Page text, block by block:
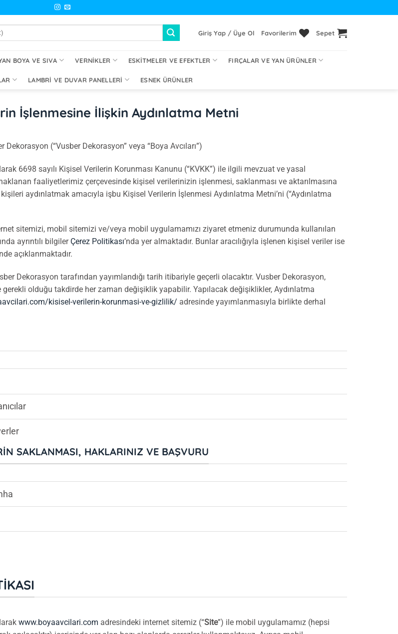
Giriş Yap / Üye Ol Favorilerim Sepet
BOYA VE SIVA VERNIKLER ESKITMELER VE EFEKTLER FIRÇALAR VE YAN ÜRÜNLER
LAMBRI VE DUVAR PANELLERI ESNEK ÜRÜNLER
İşlenmesine İlişkin Aydınlatma Metni
Dekorasyon (“Vusber Dekorasyon” veya “Boya Avcıları”)
6698 sayılı Kişisel Verilerin Korunması Kanunu (“KVKK”) ile ilgili mevzuat ve yasal
faaliyetlerimiz çerçevesinde kişisel verilerinizin işlenmesi, saklanması ve aktarılmasına
aydınlatmak amacıyla işbu Kişisel Verilerin İşlenmesi Aydınlatma Metni’ni (“Aydınlatma
sitemizi, mobil sitemizi ve/veya mobil uygulamamızı ziyaret etmeniz durumunda kullanılan
ayrıntılı bilgiler Çerez Politikası’nda yer almaktadır. Bunlar aracılığıyla işlenen kişisel veriler ise
açıklanmaktadır.
Dekorasyon tarafından yayımlandığı tarih itibariyle geçerli olacaktır. Vusber Dekorasyon,
gerekli olduğu takdirde her zaman değişiklik yapabilir. Yapılacak değişiklikler, Aydınlatma
kisisel-verilerin-korunmasi-ve-gizlilik/ adresinde yayımlanmasıyla birlikte derhal
SAKLANMASI, HAKLARINIZ VE BAŞVURU
www.boyaavcilari.com adresindeki internet sitemiz (“Site”) ile mobil uygulamamız (hepsi